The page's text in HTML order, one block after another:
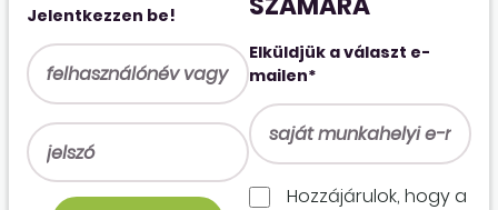
Jelentkezzen be!
Elküldjük a választ e-
mailen*
Hozzájárulok, hogy a